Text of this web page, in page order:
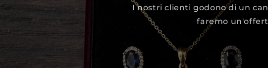
I nostri clienti godono di un
faremo